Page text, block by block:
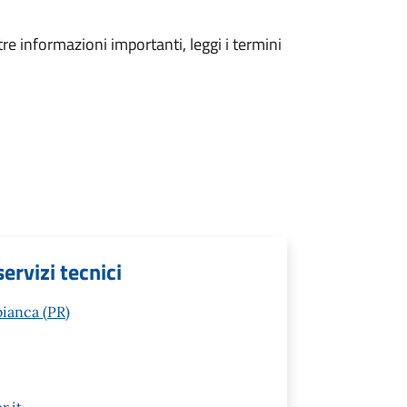
informazioni importanti, leggi i termini
tecnici
(PR)